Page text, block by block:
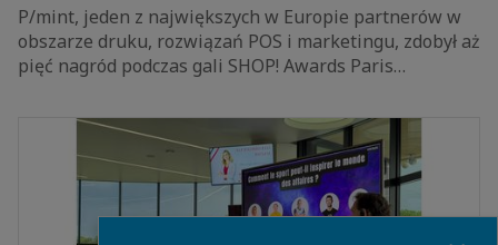
P/mint, jeden z największych w Europie partnerów w
obszarze druku, rozwiązań POS i marketingu, zdobył aż
pięć nagród podczas gali SHOP! Awards Paris…